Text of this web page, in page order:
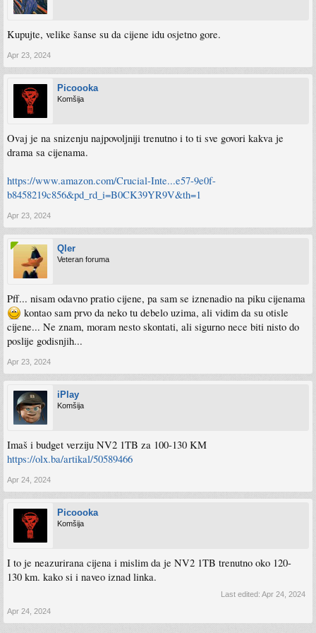
Kupujte, velike šanse su da cijene idu osjetno gore.
Apr 23, 2024
Picoooka
Komšija
Ovaj je na snizenju najpovoljniji trenutno i to ti sve govori kakva je
drama sa cijenama.
https://www.amazon.com/Crucial-Inte...e57-9e0f-
b8458219c856&pd_rd_i=B0CK39YR9V&th=1
Apr 23, 2024
Qler
Veteran foruma
Pff... nisam odavno pratio cijene, pa sam se iznenadio na piku cijenama
kontao sam prvo da neko tu debelo uzima, ali vidim da su otisle
cijene... Ne znam, moram nesto skontati, ali sigurno nece biti nisto do
poslije godisnjih...
Apr 23, 2024
iPlay
Komšija
Imaš i budget verziju NV2 1TB za 100-130 KM
https://olx.ba/artikal/50589466
Apr 24, 2024
Picoooka
Komšija
I to je neazurirana cijena i mislim da je NV2 1TB trenutno oko 120-
130 km. kako si i naveo iznad linka.
Last edited: Apr 24, 2024
Apr 24, 2024